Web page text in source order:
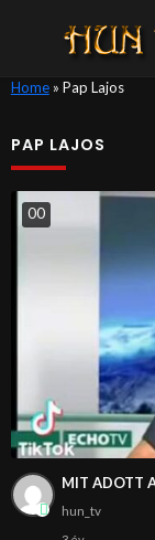
Home» Pap Lajos
PAP LAJOS
00
MIT ADOTT
hun_tv